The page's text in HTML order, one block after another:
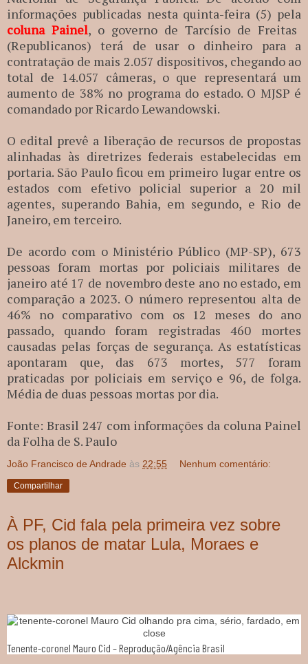
informações publicadas nesta quinta-feira (5) pela
coluna Painel, o governo de Tarcísio de Freitas
(Republicanos) terá de usar o dinheiro para a
contratação de mais 2.057 dispositivos, chegando ao
total de 14.057 câmeras, o que representará um
aumento de 38% no programa do estado. O MJSP é
comandado por Ricardo Lewandowski.
O edital prevê a liberação de recursos de propostas
alinhadas às diretrizes federais estabelecidas em
portaria. São Paulo ficou em primeiro lugar entre os
estados com efetivo policial superior a 20 mil
agentes, superando Bahia, em segundo, e Rio de
Janeiro, em terceiro.
De acordo com o Ministério Público (MP-SP), 673
pessoas foram mortas por policiais militares de
janeiro até 17 de novembro deste ano no estado, em
comparação a 2023. O número representou alta de
46% no comparativo com os 12 meses do ano
passado, quando foram registradas 460 mortes
causadas pelas forças de segurança. As estatísticas
apontaram que, das 673 mortes, 577 foram
praticadas por policiais em serviço e 96, de folga.
Média de duas pessoas mortas por dia.
Fonte: Brasil 247 com informações da coluna Painel
da Folha de S. Paulo
João Francisco de Andrade às 22:55 Nenhum comentário:
Compartilhar
À PF, Cid fala pela primeira vez sobre
os planos de matar Lula, Moraes e
Alckmin
Tenente-coronel Mauro Cid – Reprodução/Agência Brasil